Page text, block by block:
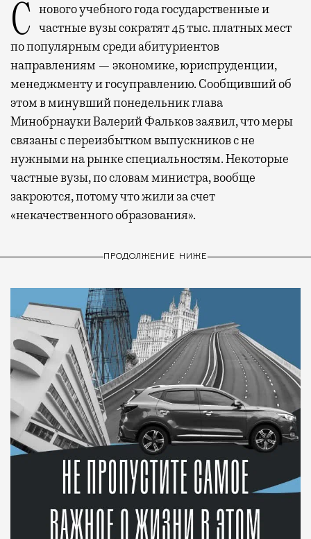
С нового учебного года государственные и частные вузы сократят 45 тыс. платных мест
по популярным среди абитуриентов
направлениям — экономике, юриспруденции,
менеджменту и госуправлению. Сообщивший об
этом в минувший понедельник глава
Минобрнауки Валерий Фальков заявил, что меры
связаны с переизбытком выпускников с не
нужными на рынке специальностям. Некоторые
частные вузы, по словам министра, вообще
закроются, потому что жили за счет
«некачественного образования».
ПРОДОЛЖЕНИЕ НИЖЕ